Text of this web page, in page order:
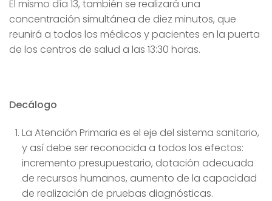
El mismo día 13, también se realizará una
concentración simultánea de diez minutos, que
reunirá a todos los médicos y pacientes en la puerta
de los centros de salud a las 13:30 horas.
Decálogo
La Atención Primaria es el eje del sistema sanitario,
y así debe ser reconocida a todos los efectos:
incremento presupuestario, dotación adecuada
de recursos humanos, aumento de la capacidad
de realización de pruebas diagnósticas.